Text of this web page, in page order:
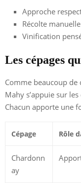
Approche
Récolte
Vinification
Les cépages
Comme beaucoup
Mahy s’appuie sur
Chacun apporte une
Cépage Rôle
Chardonn
ay